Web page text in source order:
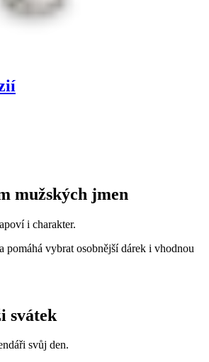
mužských jmen
i charakter.
pomáhá vybrat osobnější dárek i vhodnou
svátek
svůj den.